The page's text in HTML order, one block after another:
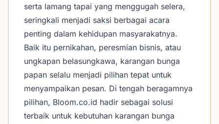
serta lamang tapai yang menggugah selera,
seringkali menjadi saksi berbagai acara
penting dalam kehidupan masyarakatnya.
Baik itu pernikahan, peresmian bisnis, atau
ungkapan belasungkawa, karangan bunga
papan selalu menjadi pilihan tepat untuk
menyampaikan pesan. Di tengah beragamnya
pilihan, Bloom.co.id hadir sebagai solusi
terbaik untuk kebutuhan karangan bunga